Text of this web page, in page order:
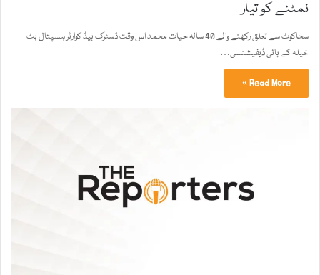
نمٹنے کو تیار
سخاکوٹ سے تعلق رکھنے والے 40 سالہ حیات محمد اس وقت ڈسٹرک ہیڈ کوارٹر ہسپتال بٹ
خیلہ کے ہائی ڈیفیشنسی…
Read More »